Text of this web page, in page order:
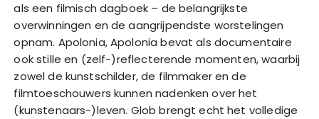
als een filmisch dagboek – de belangrijkste
overwinningen en de aangrijpendste worstelingen
opnam. Apolonia, Apolonia bevat als documentaire
ook stille en (zelf-)reflecterende momenten, waarbij
zowel de kunstschilder, de filmmaker en de
filmtoeschouwers kunnen nadenken over het
(kunstenaars-)leven. Glob brengt echt het volledige